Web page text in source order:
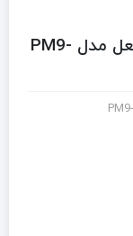
مشعل گازوئيل سوز پارس مشعل مدل PM9-